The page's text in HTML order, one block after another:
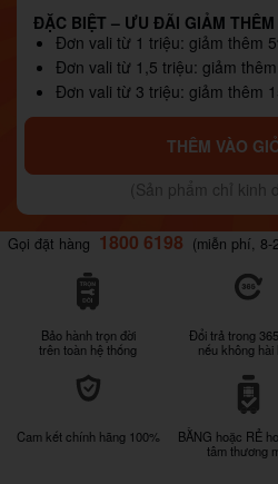
ĐẶC BIỆT – ƯU ĐÃI GIẢM THÊM
Đơn vali từ 1 triệu: giảm thêm
Đơn vali từ 1,5 triệu: giảm
Đơn vali từ 3 triệu: giảm thêm
THÊM VÀO
(Sản phẩm chỉ kinh
Gọi đặt hàng 1800 6198 (miễn phí, 8-
Bảo hành trọn đời
trên toàn hệ thống
Đổi trả trong
nếu không hài
Cam kết chính hãng 100%
BẰNG hoặc RẺ
tâm thương